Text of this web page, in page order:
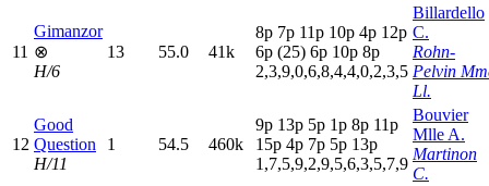
11
Gimanzor
⊗
H/6
13 55.0 41k
8p 7p 11p 10p 4p 12p
6p (25) 6p 10p 8p
2,3,9,0,6,8,4,4,0,2,3,5
Billardello
C.
Rohn-
Pelvin
Ll.
12
Good
Question
H/11
1 54.5 460k
9p 13p 5p 1p 8p 11p
15p 4p 7p 5p 13p
1,7,5,9,2,9,5,6,3,5,7,9
Bouvier
Mlle A.
Martinon
C.